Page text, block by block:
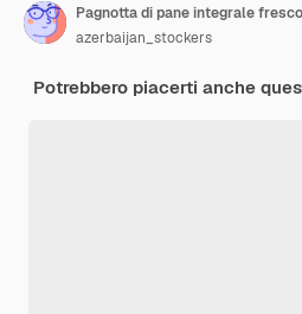
Pagnotta di pane integrale
azerbaijan_stockers
Potrebbero piacerti anche